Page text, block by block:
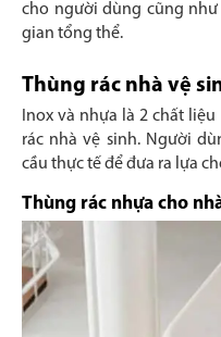
cho người dùng cũng
gian tổng thể.
Thùng rác nhà vệ
Inox và nhựa là 2 chất
rác nhà vệ sinh. Người
cầu thực tế để đưa ra lựa
Thùng rác nhựa cho